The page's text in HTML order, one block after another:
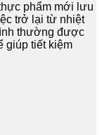
phẩm mới lưu
trở lại từ nhiệt
thường được
giúp tiết kiệm